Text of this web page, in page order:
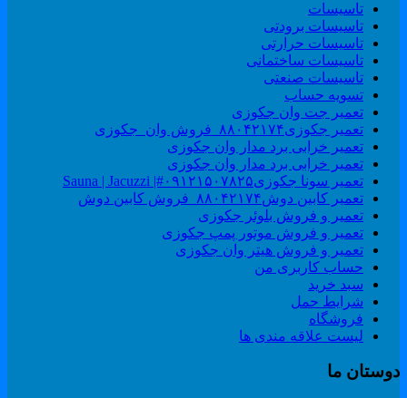
تاسیسات
تاسیسات برودتی
تاسیسات حرارتی
تاسیسات ساختمانی
تاسیسات صنعتی
تسویه حساب
تعمیر جت وان جکوزی
تعمیر جکوزی۸۸۰۴۲۱۷۴_فروش وان_جکوزی
تعمیر خرابی برد مدار وان جکوزی
تعمیر خرابی برد مدار وان جکوزی
تعمیر سونا جکوزی۰۹۱۲۱۵۰۷۸۲۵#| Sauna | Jacuzzi
تعمیر کابین دوش۸۸۰۴۲۱۷۴_فروش کابین دوش
تعمیر و فروش بلوئر جکوزی
تعمیر و فروش موتور پمپ جکوزی
تعمیر و فروش هیتر وان جکوزی
حساب کاربری من
سبد خرید
شرایط حمل
فروشگاه
لیست علاقه مندی ها
ما